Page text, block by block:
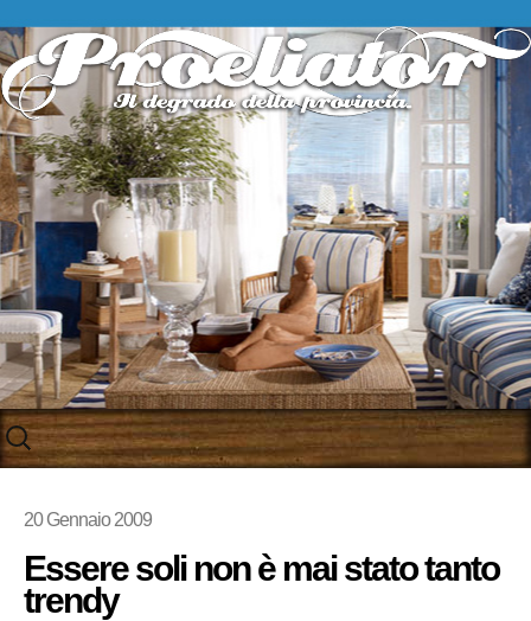
Skip
to
content
20 Gennaio 2009
Essere soli non è mai stato tanto
trendy